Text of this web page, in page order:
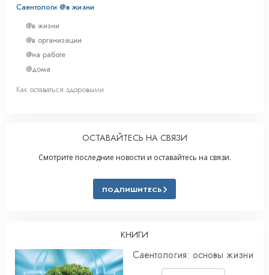
Саентологи @в жизни
@в жизни
@в организации
@на работе
@дома
Как оставаться здоровыми
ОСТАВАЙТЕСЬ НА СВЯЗИ
Смотрите последние новости и оставайтесь на связи.
ПОДПИШИТЕСЬ
КНИГИ
Саентология: основы жизни